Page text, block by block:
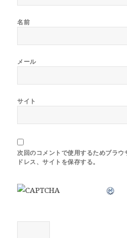
名前
メール
サイト
次回のコメントで使用するためブラ
ドレス、サイトを保存する。